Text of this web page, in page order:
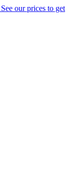
See our prices to get